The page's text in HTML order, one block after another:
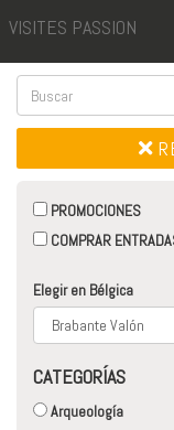
VISITES PASSION
PROMOCIONES
COMPRAR
Elegir en Bélgica
CATEGORÍAS
Arqueología